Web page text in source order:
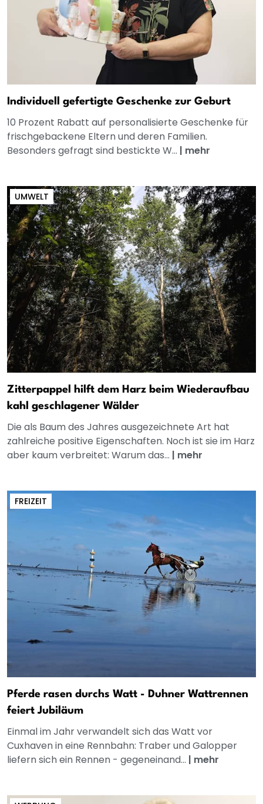
Individuell gefertigte Geschenke zur Geburt
10 Prozent Rabatt auf personalisierte Geschenke für
frischgebackene Eltern und deren Familien.
Besonders gefragt sind bestickte W... | mehr
UMWELT
Zitterpappel hilft dem Harz beim Wiederaufbau
kahl geschlagener Wälder
Die als Baum des Jahres ausgezeichnete Art hat
zahlreiche positive Eigenschaften. Noch ist sie im Harz
aber kaum verbreitet: Warum das... | mehr
FREIZEIT
Pferde rasen durchs Watt - Duhner Wattrennen
feiert Jubiläum
Einmal im Jahr verwandelt sich das Watt vor
Cuxhaven in eine Rennbahn: Traber und Galopper
liefern sich ein Rennen - gegeneinand... | mehr